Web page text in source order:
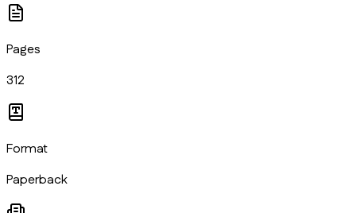
Pages
312
Format
Paperback